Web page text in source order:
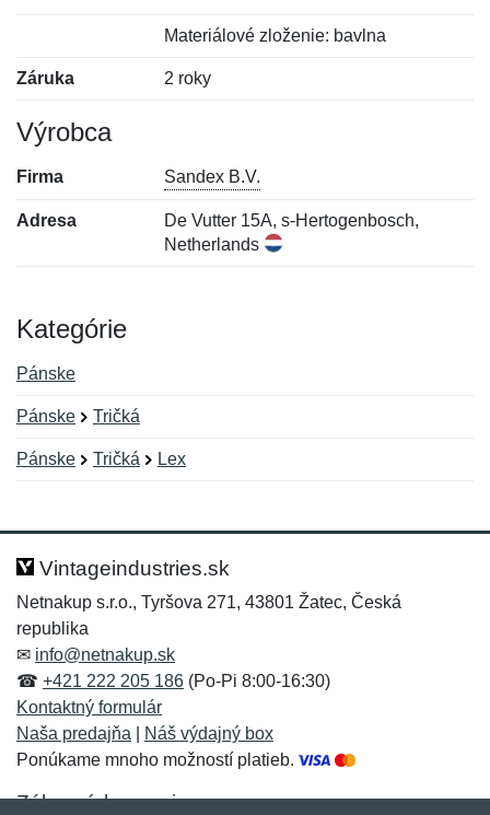
Materiálové zloženie: bavlna
Záruka 2 roky
Výrobca
Firma Sandex B.V.
Adresa
De Vutter 15A, s-Hertogenbosch,
Netherlands
Kategórie
Pánske
Pánske Tričká
Pánske Tričká Lex
Hodnotenie:
Meno:*
E-mail:
Meno:
E-mail:*
Správa*
Vintageindustries.sk
Netnakup s.r.o., Tyršova 271, 43801 Žatec, Česká
republika
✉ info@netnakup.sk
☎ +421 222 205 186 (Po-Pi 8:00-16:30)
Kontaktný formulár
Naša predajňa
Náš výdajný box
Ponúkame mnoho možností platieb.
Zákaznícky servis